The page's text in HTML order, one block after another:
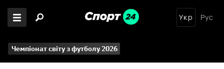
Укр Рус
Чемпіонат світу з футболу 2026